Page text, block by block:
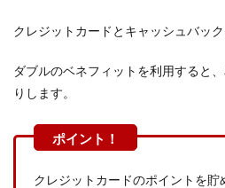
クレジットカードとキャッシュバック
ダブルのベネフィットを利用すると
りします。
クレジットカードのポイントを貯